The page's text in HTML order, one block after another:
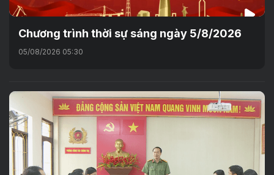
Chương trình thời sự sáng ngày 5/8/2026
05/08/2026 05:30